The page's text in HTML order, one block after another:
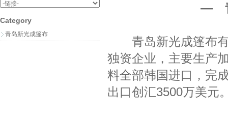
Category
青岛新光成篷布
—
青岛新光成篷布有
独资企业，主要生产
料全部韩国进口，完
出口创汇3500万美元